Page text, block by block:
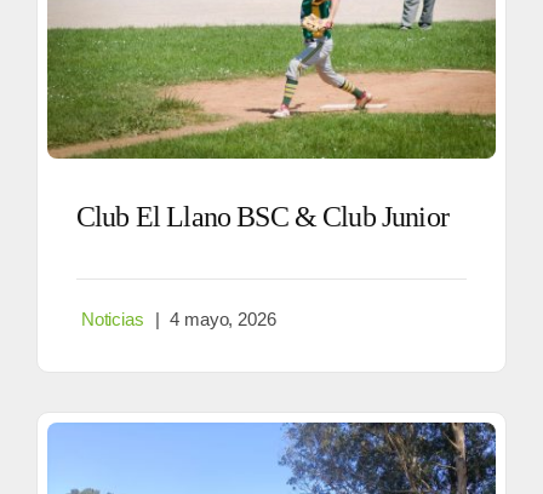
Club El Llano BSC & Club Junior
Noticias | 4 mayo, 2026